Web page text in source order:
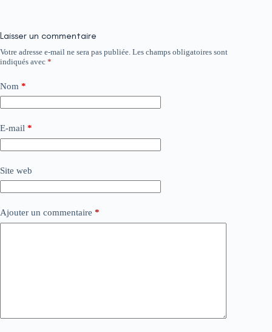
Laisser un commentaire
Votre adresse e-mail ne sera pas publiée. Les champs obligatoires sont
indiqués avec *
Nom *
E-mail *
Site web
Ajouter un commentaire *